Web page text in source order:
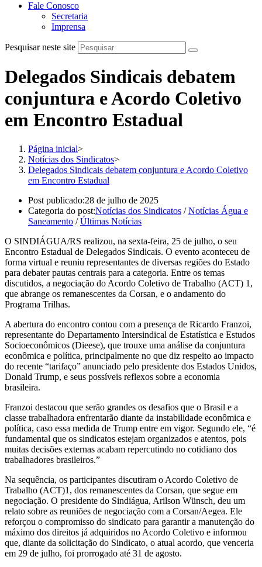
Fale Conosco
Secretaria
Imprensa
Pesquisar neste site
Delegados Sindicais debatem
conjuntura e Acordo Coletivo
em Encontro Estadual
Página inicial>
Notícias dos Sindicatos>
Delegados Sindicais debatem conjuntura e Acordo Coletivo
em Encontro Estadual
Post publicado:28 de julho de 2025
Categoria do post:Notícias dos Sindicatos / Notícias Água e
Saneamento / Últimas Notícias
O SINDIÁGUA/RS realizou, na sexta-feira, 25 de julho, o seu
Encontro Estadual de Delegados Sindicais. O evento aconteceu de
forma virtual e reuniu representantes de diversas regiões do Estado
para debater pautas centrais para a categoria. Entre os temas
discutidos, a negociação do Acordo Coletivo de Trabalho (ACT) 1,
que abrange os remanescentes da Corsan, e o andamento do
Programa Trilhas.
A abertura do encontro contou com a presença de Ricardo Franzoi,
representante do Departamento Intersindical de Estatística e Estudos
Socioeconômicos (Dieese), que trouxe uma análise da conjuntura
econômica e política, principalmente no que diz respeito ao impacto
do recente “tarifaço” anunciado pelo presidente dos Estados Unidos,
Donald Trump, e seus possíveis reflexos sobre a economia
brasileira.
Franzoi destacou que serão grandes os desafios que o Brasil e a
classe trabalhadora enfrentarão diante da instabilidade econômica e
política, caso essa medida de Trump entre em vigor. Segundo ele, “é
fundamental que os sindicatos estejam organizados e atentos, pois
muitas decisões externas acabam repercutindo no cotidiano dos
trabalhadores brasileiros.”
Na sequência, os participantes discutiram o Acordo Coletivo de
Trabalho (ACT)1, dos remanescentes da Corsan, que segue em
negociação. O presidente do Sindiágua, Arilson Wünsch, deu um
relato sobre as reuniões de negociação com a Corsan/Aegea. Ele
reforçou o compromisso do sindicato para garantir a manutenção do
máximo dos direitos já adquiridos no Acordo Coletivo e informou
que, diante da solicitação do Sindicato, o atual acordo, que venceria
em 29 de julho, foi prorrogado até 31 de agosto.